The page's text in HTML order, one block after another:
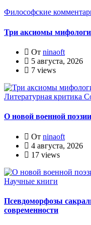
Философские
Три аксиомы
От ninaoft
5 августа, 2026
7 views
Литературная критика
О новой военной
От ninaoft
4 августа, 2026
17 views
Научные книги
Псевдоморфозы
современности